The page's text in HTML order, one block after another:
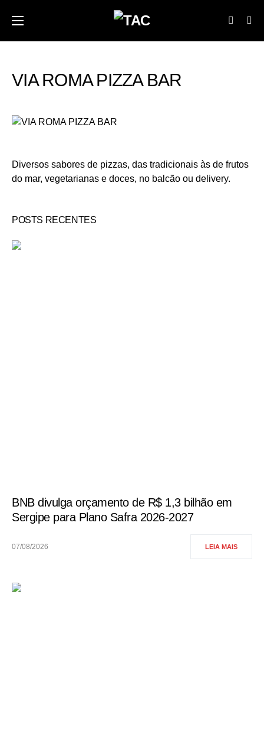
VIA ROMA PIZZA BAR
Diversos sabores de pizzas, das tradicionais às de frutos
do mar, vegetarianas e doces, no balcão ou delivery.
POSTS RECENTES
BNB divulga orçamento de R$ 1,3 bilhão em
Sergipe para Plano Safra 2026-2027
07/08/2026 LEIA MAIS